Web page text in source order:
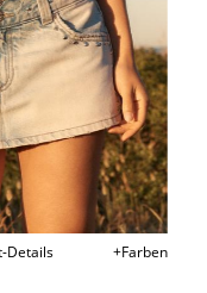
Details
+Farben